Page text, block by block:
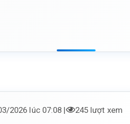
2026 lúc 07:08 | 245 lượt xem